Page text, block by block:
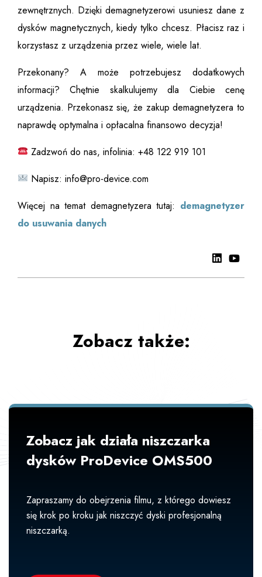
zewnętrznych. Dzięki demagnetyzerowi usuniesz dane z
dysków magnetycznych, kiedy tylko chcesz. Płacisz raz i
korzystasz z urządzenia przez wiele, wiele lat.
Przekonany? A może potrzebujesz dodatkowych
informacji? Chętnie skalkulujemy dla Ciebie cenę
urządzenia. Przekonasz się, że zakup demagnetyzera to
naprawdę optymalna i opłacalna finansowo decyzja!
Zadzwoń do nas, infolinia: +48 122 919 101
Napisz:info@pro-device.com
Więcej na temat demagnetyzera tutaj: demagnetyzer
do usuwania danych
Zobacz także:
Zobacz jak działa niszczarka
dysków ProDevice OMS500
Zapraszamy do obejrzenia filmu, z którego dowiesz
się krok po kroku jak niszczyć dyski profesjonalną
niszczarką.